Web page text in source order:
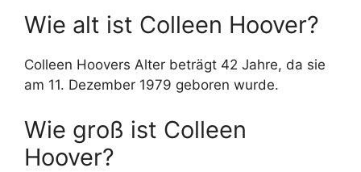
Wie alt ist Colleen Hoover?
Colleen Hoovers Alter beträgt 42 Jahre, da sie
am 11. Dezember 1979 geboren wurde.
Wie groß ist Colleen
Hoover?